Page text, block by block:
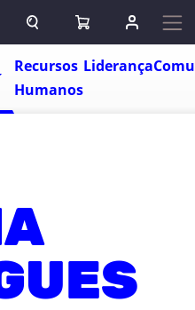
ABRIR CAMPO DE BUSCA
ABRIR CARRINHO
ENTRAR
DROPDOWN
Recursos
Humanos
Liderança